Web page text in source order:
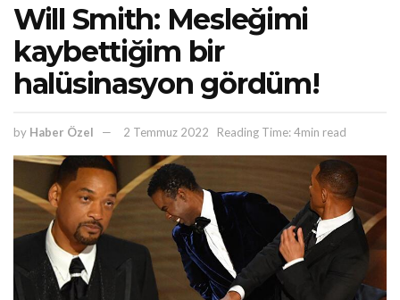
Will Smith: Mesleğimi
kaybettiğim bir
halüsinasyon gördüm!
by Haber Özel 2 Temmuz 2022 Reading Time: 4min read